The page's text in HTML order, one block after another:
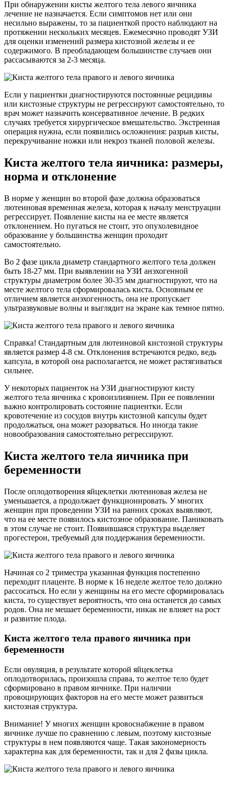
При обнаружении кисты желтого тела левого яичника
лечение не назначается. Если симптомов нет или они
несильно выражены, то за пациенткой просто наблюдают на
протяжении нескольких месяцев. Ежемесячно проводят УЗИ
для оценки изменений размера кистозной железы и ее
содержимого. В преобладающем большинстве случаев они
рассасываются за 2-3 месяца.
Если у пациентки диагностируются постоянные рецидивы
или кистозные структуры не регрессируют самостоятельно, то
врач может назначить консервативное лечение. В редких
случаях требуется хирургическое вмешательство. Экстренная
операция нужна, если появились осложнения: разрыв кисты,
перекручивание ножки или некроз тканей половой железы.
Киста желтого тела яичника: размеры,
норма и отклонение
В норме у женщин во второй фазе должна образоваться
лютеиновая временная железа, которая к началу менструации
регрессирует. Появление кисты на ее месте является
отклонением. Но пугаться не стоит, это опухолевидное
образование у большинства женщин проходит
самостоятельно.
Во 2 фазе цикла диаметр стандартного желтого тела должен
быть 18-27 мм. При выявлении на УЗИ анэхогенной
структуры диаметром более 30-35 мм диагностируют, что на
месте желтого тела сформировалась киста. Основным ее
отличием является анэхогенность, она не пропускает
ультразвуковые волны и выглядит на экране как темное пятно.
Справка! Стандартным для лютеиновой кистозной структуры
является размер 4-8 см. Отклонения встречаются редко, ведь
капсула, в которой она располагается, не может растягиваться
сильнее.
У некоторых пациенток на УЗИ диагностируют кисту
желтого тела яичника с кровоизлиянием. При ее появлении
важно контролировать состояние пациентки. Если
кровотечение из сосудов внутрь кистозной капсулы будет
продолжаться, она может разорваться. Но иногда такие
новообразования самостоятельно регрессируют.
Киста желтого тела яичника при
беременности
После оплодотворения яйцеклетки лютеиновая железа не
уменьшается, а продолжает функционировать. У многих
женщин при проведении УЗИ на ранних сроках выявляют,
что на ее месте появилось кистозное образование. Паниковать
в этом случае не стоит. Появившаяся структура выделяет
прогестерон, требуемый для поддержания беременности.
Начиная со 2 триместра указанная функция постепенно
переходит плаценте. В норме к 16 неделе желтое тело должно
рассосаться. Но если у женщины на его месте сформировалась
киста, то существует вероятность, что она останется до самых
родов. Она не мешает беременности, никак не влияет на рост
и развитие плода.
Киста желтого тела правого яичника при
беременности
Если овуляция, в результате которой яйцеклетка
оплодотворилась, произошла справа, то желтое тело будет
сформировано в правом яичнике. При наличии
провоцирующих факторов на его месте может развиться
кистозная структура.
Внимание! У многих женщин кровоснабжение в правом
яичнике лучше по сравнению с левым, поэтому кистозные
структуры в нем появляются чаще. Такая закономерность
характерна как для беременности, так и для 2 фазы цикла.